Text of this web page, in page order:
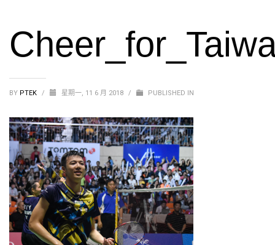
BY PTEK / 星期一, 11 6 月 2018 / PUBLISHED IN